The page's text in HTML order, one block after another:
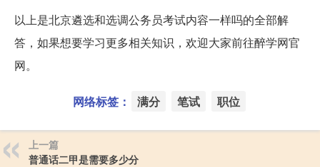
以上是北京遴选和选调公务员考试内容一样吗的全部解
答，如果想要学习更多相关知识，欢迎大家前往醉学网官
网。
网络标签： 满分 笔试 职位
上一篇
普通话二甲是需要多少分